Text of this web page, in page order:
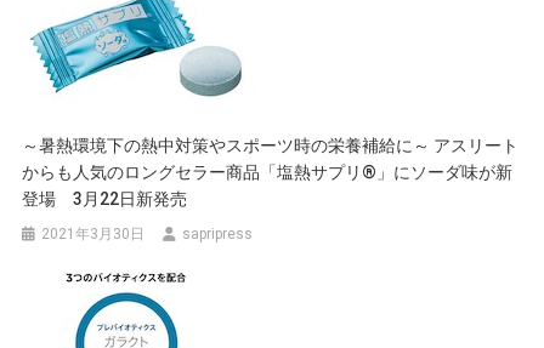
ゲ
ー
ョ
ン
～暑熱環境下の熱中対策やスポーツ時の栄養補給に～ アスリート
からも人気のロングセラー商品「塩熱サプリ®」にソーダ味が新
登場 3月22日新発売
2021年3月30日 sapripress